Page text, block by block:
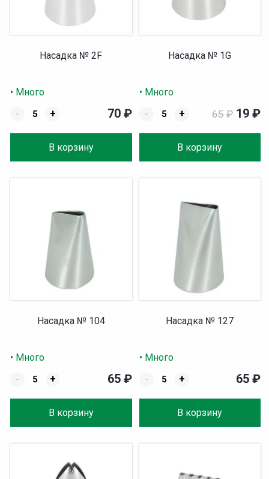
Насадка № 2F
• Много
-
+
В корзину
70 ₽
Насадка № 1G
• Много
-
+
В корзину
65 ₽ 19 ₽
Насадка № 104
• Много
-
+
В корзину
65 ₽
Насадка № 127
• Много
-
+
В корзину
65 ₽